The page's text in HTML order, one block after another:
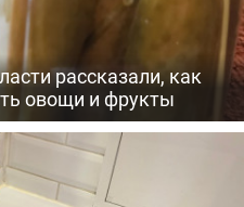
рассказали, как
овощи и фрукты